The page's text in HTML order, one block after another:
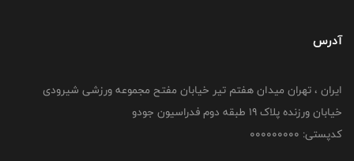
آدرس
ایران ، تهران میدان هفتم تیر خیابان مفتح مجموعه ورزشی شیرودی
خیابان ورزنده پلاک ۱۹ طبقه دوم فدراسیون جودو
کدپستی: 000000000